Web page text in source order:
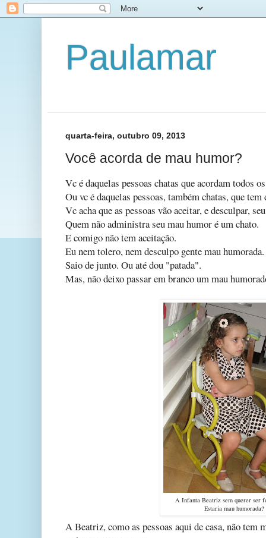
Paulamar
quarta-feira, outubro 09, 2013
Você acorda de mau humor?
Vc é daquelas pessoas chatas que acordam todos
Ou vc é daquelas pessoas, também chatas, que
Vc acha que as pessoas vão aceitar, e desculpar,
Quem não administra seu mau humor é um chato.
E comigo não tem aceitação.
Eu nem tolero, nem desculpo gente mau humorada.
Saio de junto. Ou até dou "patada".
Mas, não deixo passar em branco um mau
A Infanta Beatriz sem querer ser
Estaria mau humorada?
A Beatriz, como as pessoas aqui de casa, não tem